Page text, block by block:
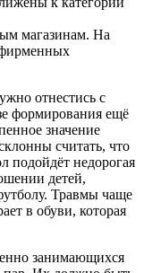
магазинам. На
отнестись с
формирования ещё
значение
считать, что
подойдёт недорогая
детей,
Травмы чаще
в обуви, которая
занимающихся